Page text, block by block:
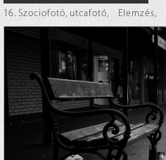
16. Szociofotó, utcafotó, Elemzés,